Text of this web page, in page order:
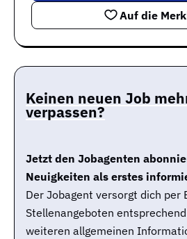
Auf die
Keinen neuen Job
verpassen?
Jetzt den Jobagenten
Neuigkeiten als erstes
Der Jobagent versorgt dich per
Stellenangeboten
weiteren allgemeinen